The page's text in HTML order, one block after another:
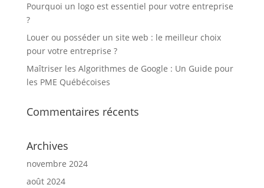
Pourquoi un logo est essentiel pour votre entreprise
?
Louer ou posséder un site web : le meilleur choix
pour votre entreprise ?
Maîtriser les Algorithmes de Google : Un Guide pour
les PME Québécoises
Commentaires récents
Archives
novembre 2024
août 2024